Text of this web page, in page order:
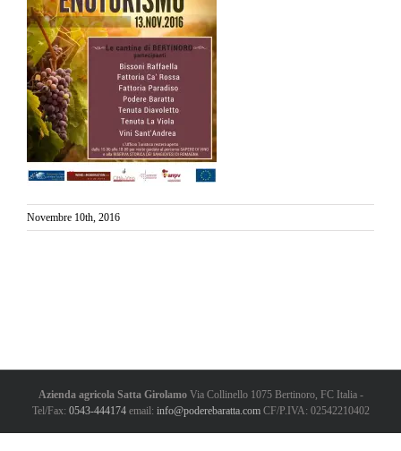
Novembre 10th, 2016
Azienda agricola Satta Girolamo Via Collinello 1075 Bertinoro, FC Italia -
Tel/Fax: 0543-444174email: info@poderebaratta.com CF/P.IVA: 02542210402